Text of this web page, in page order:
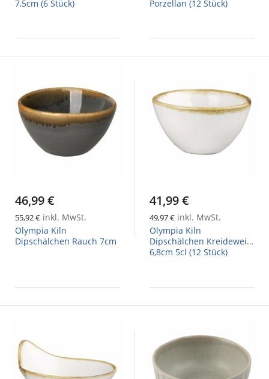
7,5cm (6 Stück)
Porzellan (12 Stück)
46,99 €
55,92 € inkl. MwSt.
Olympia Kiln
Dipschälchen Rauch 7cm
41,99 €
49,97 € inkl. MwSt.
Olympia Kiln
Dipschälchen Kreideweiß
6,8cm 5cl (12 Stück)